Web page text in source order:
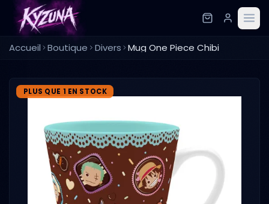
Accueil Boutique Divers Mug One Piece Chibi
PLUS QUE 1 EN STOCK